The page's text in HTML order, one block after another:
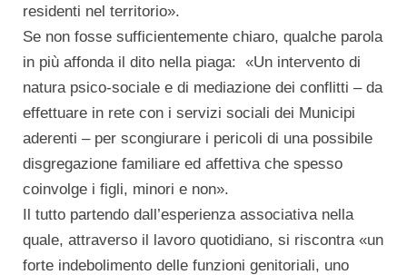
residenti nel territorio».
Se non fosse sufficientemente chiaro, qualche parola
in più affonda il dito nella piaga: «Un intervento di
natura psico-sociale e di mediazione dei conflitti – da
effettuare in rete con i servizi sociali dei Municipi
aderenti – per scongiurare i pericoli di una possibile
disgregazione familiare ed affettiva che spesso
coinvolge i figli, minori e non».
Il tutto partendo dall’esperienza associativa nella
quale, attraverso il lavoro quotidiano, si riscontra «un
forte indebolimento delle funzioni genitoriali, uno